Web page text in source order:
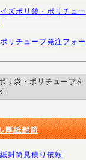
ズポリ袋・ポリチュー
リチューブ発注フォー
リ袋・ポリチューブを
。
厚紙封筒
封筒見積り依頼